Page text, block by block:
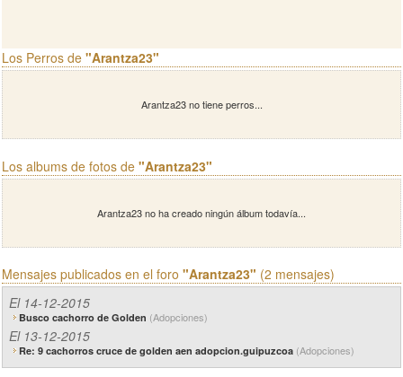
Los Perros de "Arantza23"
Arantza23 no tiene perros...
Los albums de fotos de "Arantza23"
Arantza23 no ha creado ningún álbum todavía...
Mensajes publicados en el foro "Arantza23" (2 mensajes)
El 14-12-2015
Busco cachorro de Golden (Adopciones)
El 13-12-2015
Re: 9 cachorros cruce de golden aen adopcion.guipuzcoa (Adopciones)